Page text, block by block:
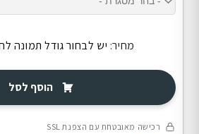
מחיר: יש לבחור גודל תמונה
הוסף לסל
רכישה מאובטחת עם הצפנת SSL